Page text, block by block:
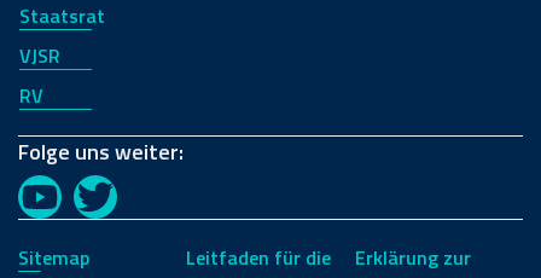
Staatsrat
VJSR
RV
Folge uns weiter:
YouTubeTwitter
Sitemap
Leitfaden für die
Erklärung zur